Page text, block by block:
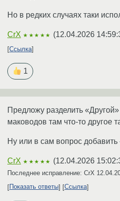
Но в редких случаях таки
CrX ★★★★★ (12.04.2026
Ссылка
1
Предложу разделить
маководов там что-то другое
Ну или в сам вопрос
CrX ★★★★★ (12.04.2026
Последнее исправление: CrX
Показать ответы
Ссылка